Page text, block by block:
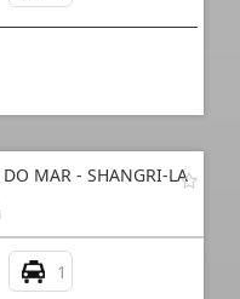
MAR - SHANGRI-LA
1